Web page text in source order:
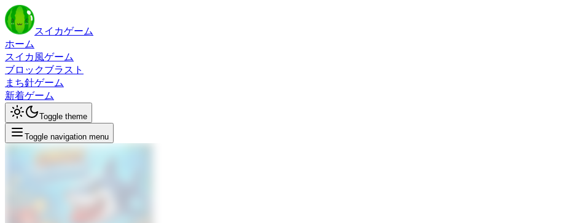
スイカゲーム
ホーム
スイカ風ゲーム
ブロックブラスト
まち針ゲーム
新着ゲーム
Toggle theme
Toggle navigation menu